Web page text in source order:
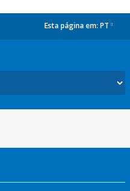
Esta página em: PT